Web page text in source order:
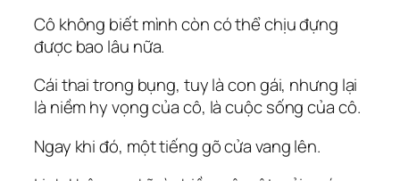
Cô không biết mình còn có thể chịu đựng
được bao lâu nữa.
Cái thai trong bụng, tuy là con gái, nhưng lại
là niềm hy vọng của cô, là cuộc sống của cô.
Ngay khi đó, một tiếng gõ cửa vang lên.